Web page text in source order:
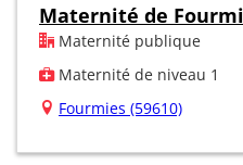
Maternité de
Maternité publique
Maternité de niveau 1
Fourmies (59610)